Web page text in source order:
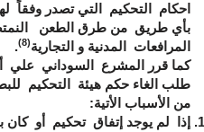
احكام التحكيم التي تصدر وفقاً
بأي طريق من طرق الطعن
المرافعات المدنية و التجارية(8)
.
كما قرر المشرع السوداني علي
طلب الغاء حكم هيئة التحكيم
من الأسباب الأتية:
إذا لم يوجد إتفاق تحكيم أو كان